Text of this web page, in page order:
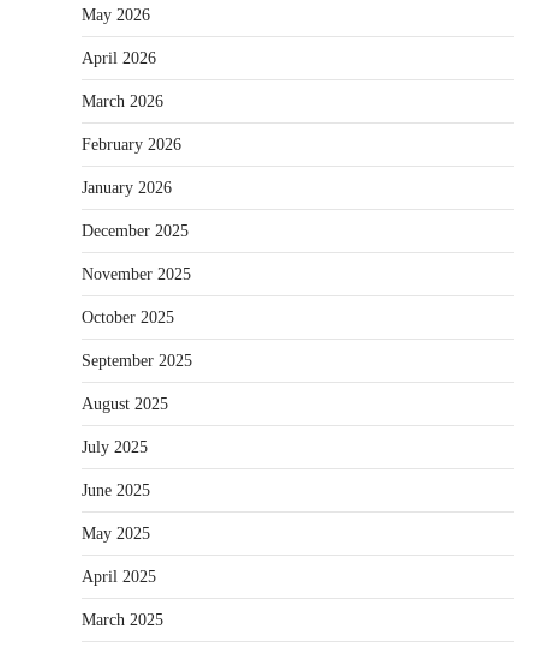
May 2026
April 2026
March 2026
February 2026
January 2026
December 2025
November 2025
October 2025
September 2025
August 2025
July 2025
June 2025
May 2025
April 2025
March 2025